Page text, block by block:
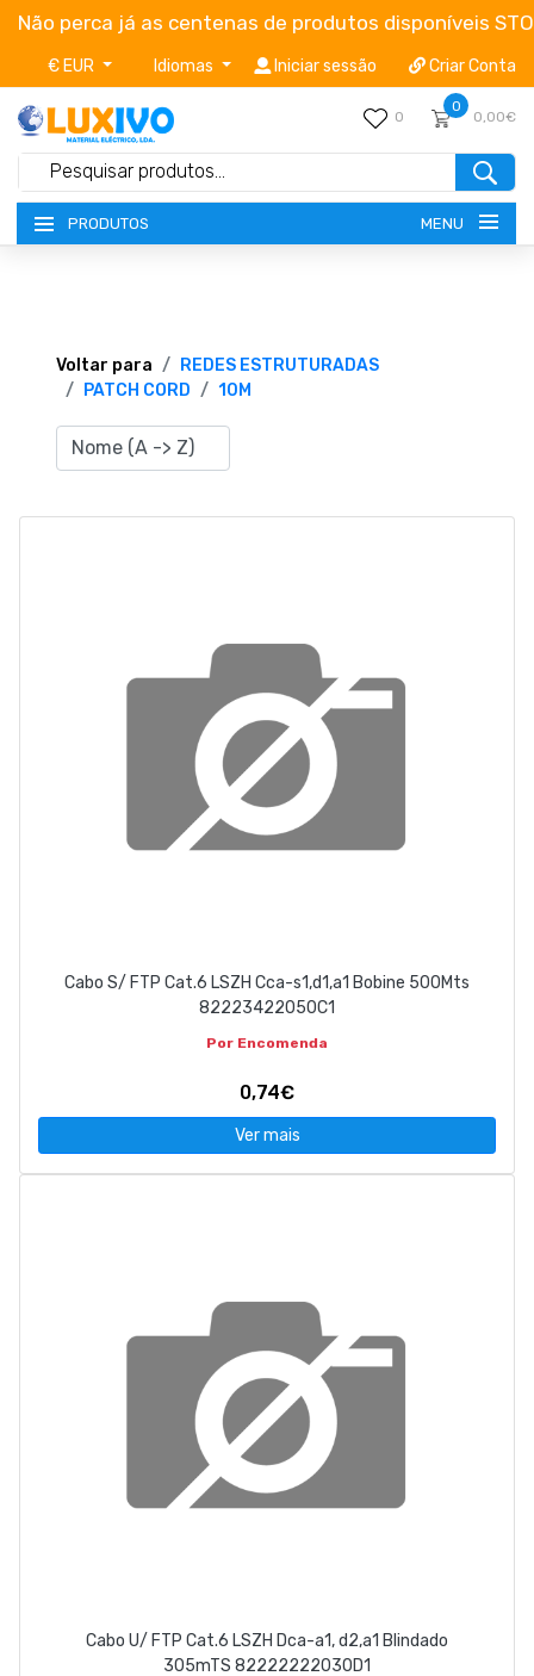
Não perca já as centenas de produtos disponíveis
€ EUR Idiomas Iniciar sessão Criar Conta
0
0
0,00€
PRODUTOS MENU
TERMOS E CONDIÇÕES
geral@luxivo.pt
Voltar para
REDES ESTRUTURADAS
PATCH CORD
10M
Cabo S/ FTP Cat.6 LSZH Cca-s1,d1,a1 Bobine 500Mts
82223422050C1
Por Encomenda
0,74€
Ver mais
Cabo U/ FTP Cat.6 LSZH Dca-a1, d2,a1 Blindado
305mTS 82222222030D1